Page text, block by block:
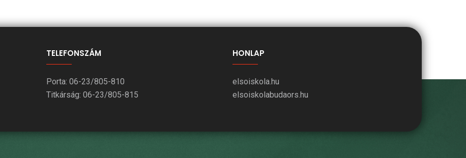
TELEFONSZÁM
Porta: 06-23/805-810
Titkárság: 06-23/805-815
HONLAP
elsoiskola.hu
elsoiskolabudaors.hu